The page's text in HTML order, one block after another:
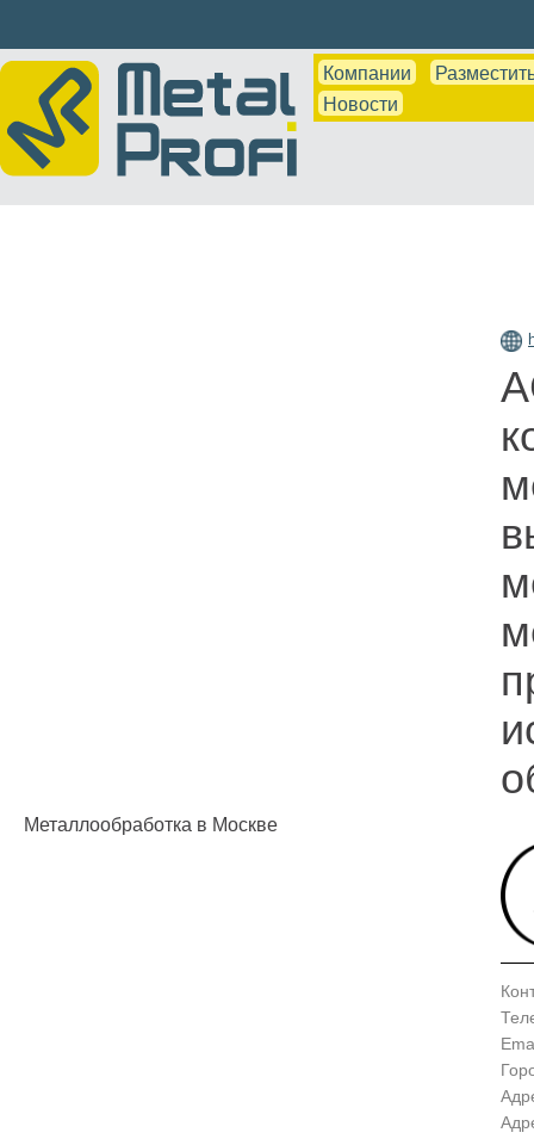
Компании
Новости
Металлообработка в Москве